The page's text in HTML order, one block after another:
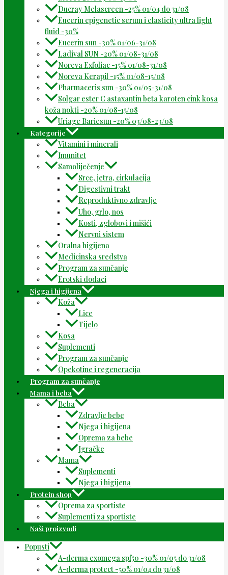
Ducray Melascreen -25% 01/04 do 31/08
Eucerin epigenetic serum i elasticity ultra light
fluid -30%
Eucerin sun -30% 01/06-31/08
Ladival SUN -20% 01/08-31/08
Noreva Exfoliac -15% 01/08-31/08
Noreva Kerapil -15% 01/08-15/08
Pharmaceris sun -30% 01/05-31/08
Solgar ester C astaxantin beta karoten cink kosa
koža nokti -20% 01/08-15/08
Uriage Bariesun -20% 03/08-23/08
Kategorije
Vitamini i minerali
Imunitet
Samoliječenje
Srce, jetra, cirkulacija
Digestivni trakt
Reproduktivno zdravlje
Uho, grlo, nos
Kosti, zglobovi i mišići
Nervni sistem
Oralna higijena
Medicinska sredstva
Program za sunčanje
Erotski dodaci
Njega i higijena
Koža
Lice
Tijelo
Kosa
Suplementi
Program za sunčanje
Opekotine i regeneracija
Program za sunčanje
Mama i beba
Beba
Zdravlje bebe
Njega i higijena
Oprema za bebe
Igračke
Mama
Suplementi
Njega i higijena
Protein shop
Oprema za sportiste
Suplementi za sportiste
Naši proizvodi
Popusti
A-derma exomega spf50 -30% 01/05 do 31/08
A-derma protect -50% 01/04 do 31/08